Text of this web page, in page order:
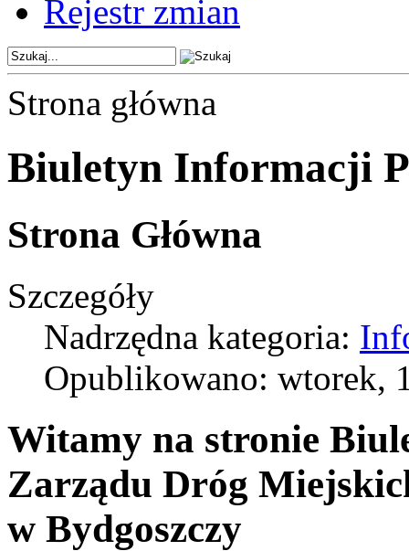
Rejestr zmian
Strona główna
Biuletyn Informacji
Strona Główna
Szczegóły
Nadrzędna kategoria:
Opublikowano: wtorek,
Witamy na stronie
Zarządu Dróg
w Bydgoszczy